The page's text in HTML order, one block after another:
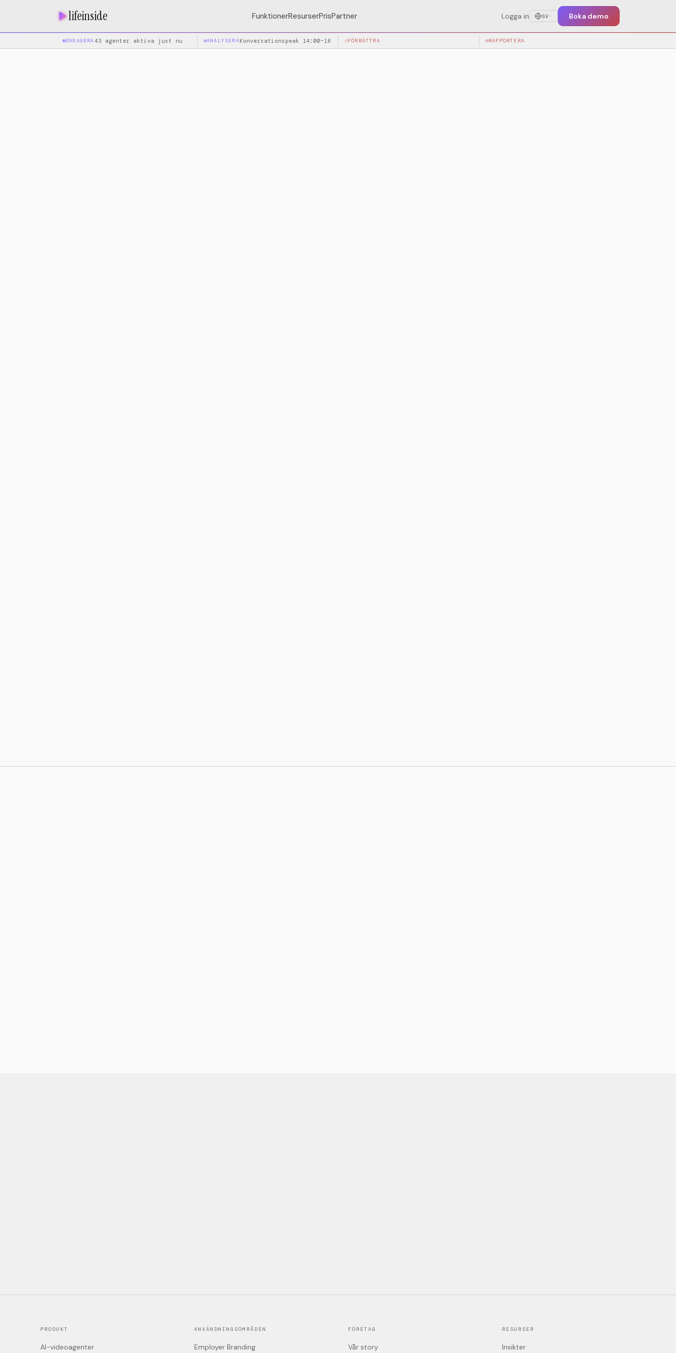
lifeinside FunktionerResurserPrisPartner Logga in SV Boka demo
ENGAGERA43 agenter aktiva just nu ANALYSERAKonversationspeak 14:00–16:00 FÖRBÄTTRA FAQ uppdaterad från toppfrågor RAPPORTERA
PRODUKT
AI-videoagenter
ANVÄNDNINGSOMRÅDEN
Employer Branding
FÖRETAG
Vår story
RESURSER
Insikter